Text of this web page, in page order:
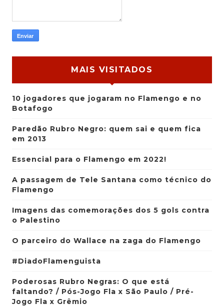
MAIS VISITADOS
10 jogadores que jogaram no Flamengo e no
Botafogo
Paredão Rubro Negro: quem sai e quem fica
em 2013
Essencial para o Flamengo em 2022!
A passagem de Tele Santana como técnico do
Flamengo
Imagens das comemorações dos 5 gols contra
o Palestino
O parceiro do Wallace na zaga do Flamengo
#DiadoFlamenguista
Poderosas Rubro Negras: O que está
faltando? / Pós-Jogo Fla x São Paulo / Pré-
Jogo Fla x Grêmio